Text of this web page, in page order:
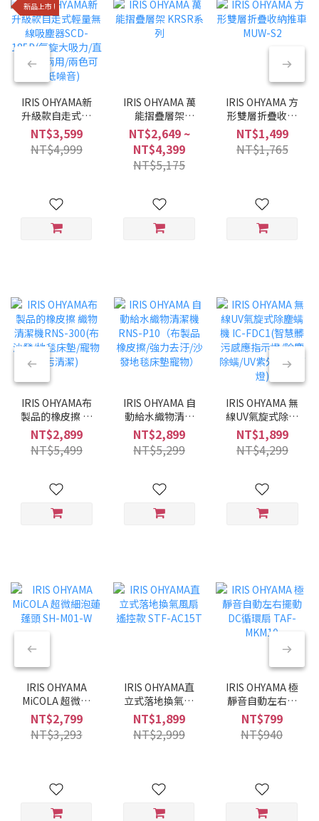
新品上市 !
IRIS OHYAMA新
升級款自走式輕
量無線吸塵器
SCD-185P(氣旋
大吸力/直立手持
NT$3,599
NT$4,999
IRIS OHYAMA 萬
能摺疊層架
KRSR系列
NT$2,649 ~
NT$4,399
NT$5,175
IRIS OHYAMA 方
形雙層折疊收納
推車 MUW-S2
NT$1,499
NT$1,765
IRIS OHYAMA布
製品的橡皮擦 織
物清潔機RNS-
300(布沙發/地毯
床墊/寵物髒污清
NT$2,899
NT$5,499
IRIS OHYAMA 自
動給水織物清潔
機 RNS-P10（布
製品橡皮擦/強力
去汙/沙發地毯床
NT$2,899
NT$5,299
IRIS OHYAMA 無
線UV氣旋式除塵
螨機 IC-FDC1(智
慧髒污感應指示
燈/除塵除螨/UV
NT$1,899
NT$4,299
IRIS OHYAMA
MiCOLA 超微細
泡蓮蓬頭 SH-
M01-W
NT$2,799
NT$3,293
IRIS OHYAMA直
立式落地換氣風
扇 遙控款 STF-
AC15T
NT$1,899
NT$2,999
IRIS OHYAMA 極
靜音自動左右擺
動DC循環扇
TAF-MKM10
NT$799
NT$940